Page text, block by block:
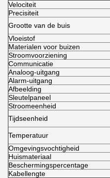
Velociteit
Precisiteit
Grootte van de buis
Vloeistof
Materialen voor buizen
Stroomvoorziening
Communicatie
Analoog-uitgang
Alarm-uitgang
Afbeelding
Sleutelpaneel
Stroomeenheid
Tijdseenheid
Temperatuur
Omgevingsvochtigheid
Huismateriaal
Beschermingspercentage
Kabellengte